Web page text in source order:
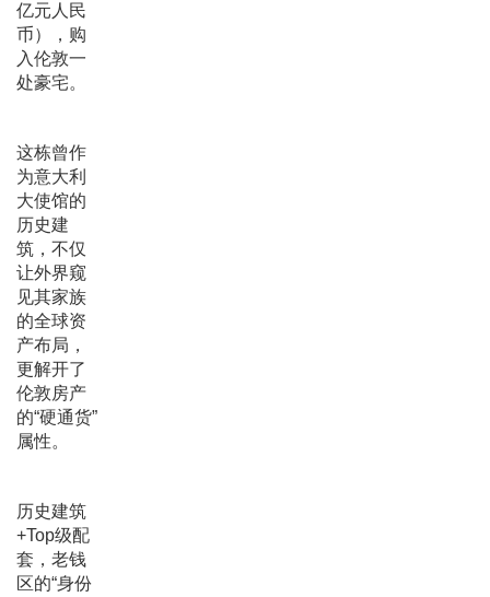
亿元人民
币），购
入伦敦一
处豪宅。
这栋曾作
为意大利
大使馆的
历史建
筑，不仅
让外界窥
见其家族
的全球资
产布局，
更解开了
伦敦房产
的“硬通货”
属性。
历史建筑
+Top级配
套，老钱
区的“身份